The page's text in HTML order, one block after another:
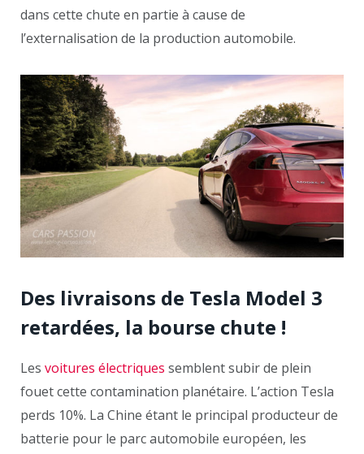
dans cette chute en partie à cause de
l’externalisation de la production automobile.
Des livraisons de Tesla Model 3
retardées, la bourse chute !
Les voitures électriques semblent subir de plein
fouet cette contamination planétaire. L’action Tesla
perds 10%. La Chine étant le principal producteur de
batterie pour le parc automobile européen, les